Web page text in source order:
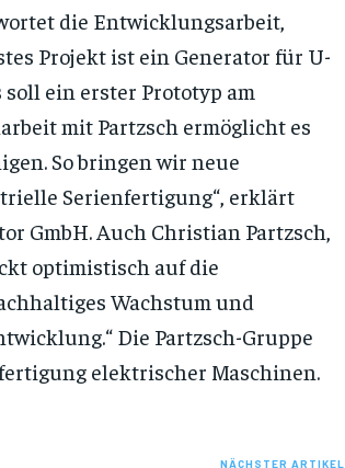
die Entwicklungsarbeit,
Projekt ist ein Generator für U-
soll ein erster Prototyp am
mit Partzsch ermöglicht es
So bringen wir neue
Serienfertigung“, erklärt
GmbH. Auch Christian Partzsch,
optimistisch auf die
Wachstum und
Die Partzsch-Gruppe
elektrischer Maschinen.
NÄCHSTER ARTIKEL